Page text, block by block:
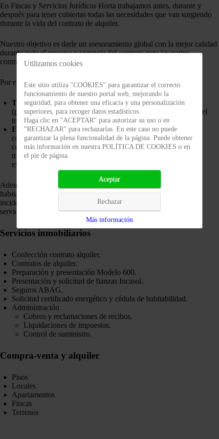
En Fincas y Servicios Jurídicos Horta trabajamos antes, durante y
después para tener cubiertas todas las necesidades que van surgiendo
durante la vida del contrato de alquiler.
Nuestro objetivo es darle un asesoramiento global con la mejor calidad
durante todo el proceso y vigencia del contrato para las partes
contratantes.
Por ello, le ofrecemos los siguientes servicios:
Tramitación de los derechos y obligaciones inherentes
(presentación de la fianza, presentación del ITP), publicidad del
inmueble, búsqueda y selección de inquilinos.
Escrituras y contratos: Negociación, redacción y firma del
contrato de alquiler, gestión de emisión y cobro de recibos,
certificados de ingresos y gastos anuales y liquidaciones
trimestrales, seguimiento de la morosidad y reclamación
extrajudicial de impagos.
Además ofrecemos servicios de tramitación de la cédula de
habitabilidad y certificado de eficiencia energética, gestionamos
incidencias por averías ordinarias o extraordinarias, entre otros
servicios.
Servicios inmobiliarios
Confección contrato alquiler.
Contratos de alquiler.
Preparación y presentación Modelo 600.
Presentación y solicitud de fianzas Incasol.
Seguros ABAG.
Solicitud certificado energético y cédula de habitabilidad.
Administración
Cobros y reclamaciones de recibos.
Liquidaciones de impuestos.
Control de suministro.
Compra-venta y alquiler
Pisos
Locales
Apartamentos
Fincas
Terrenos
Utilizamos cookies
Este sitio utiliza "COOKIES" para garantizar el correcto
funcionamiento de nuestro portal web, mejorando la
seguridad, para obtener una eficacia y una personalización
superiores, para recoger datos estadísticos.
Haga clic en "ACEPTAR" para autorizar su uso o en
“RECHAZAR” para rechazarlas. En este caso no puede
garantizar la plena funcionalidad de la página. Puede obtener
más información en nuestra POLÍTICA DE COOKIES o en
el pie de página.
Aceptar
Rechazar
Más información